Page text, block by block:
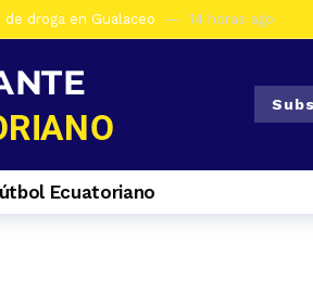
droga en Gualaceo 14 horas ago
ingreso a Zhiña, en la vía Cuenca – Loja
irregulares en Azogues 3 días
Hay una mujer detenida
del sureste del Ecuador
Ecuatoriano